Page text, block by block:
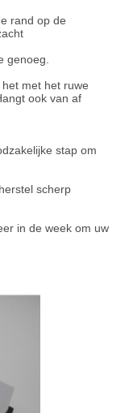
rand op de
genoeg.
met het ruwe
ook van af
stap om
scherp
in de week om uw